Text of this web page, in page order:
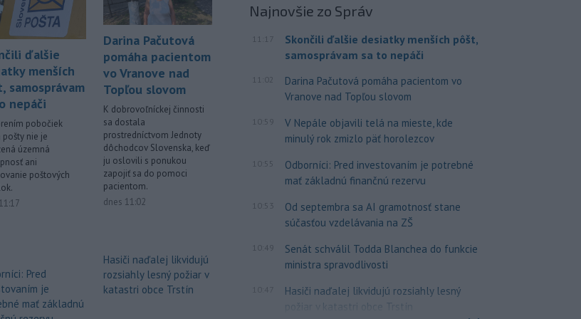
ďalšie
menších
samosprávam
nepáči
pobočiek
nie je
územná
ani
poštových
Pred
je
mať základnú
Darina Pačutová
pomáha pacientom
vo Vranove nad
Topľou slovom
K dobrovoľníckej činnosti
sa dostala
prostredníctvom Jednoty
dôchodcov Slovenska, keď
ju oslovili s ponukou
zapojiť sa do pomoci
pacientom.
dnes 11:02
Hasiči naďalej likvidujú
rozsiahly lesný požiar v
katastri obce Trstín
Najnovšie zo Správ
11:17
Skončili ďalšie desiatky menších pôšt,
samosprávam sa to nepáči
11:02
Darina Pačutová pomáha pacientom vo
Vranove nad Topľou slovom
10:59
V Nepále objavili telá na mieste, kde
minulý rok zmizlo päť horolezcov
10:55
Odborníci: Pred investovaním je potrebné
mať základnú finančnú rezervu
10:53
Od septembra sa AI gramotnosť stane
súčasťou vzdelávania na ZŠ
10:49
Senát schválil Todda Blanchea do funkcie
ministra spravodlivosti
Hasiči naďalej likvidujú rozsiahly lesný
požiar v katastri obce Trstín